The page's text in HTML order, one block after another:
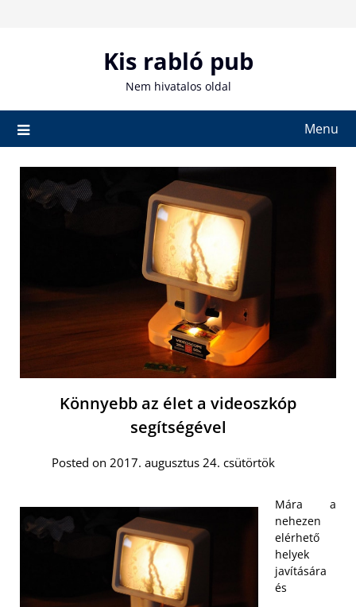
Kis rabló pub
Nem hivatalos oldal
Menu
Könnyebb az élet a videoszkóp
segítségével
Posted on 2017. augusztus 24. csütörtök
Mára a
nehezen
elérhető
helyek
javítására
és